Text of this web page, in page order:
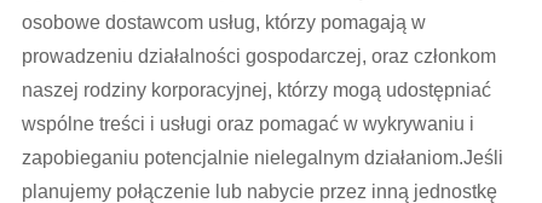
osobowe dostawcom usług, którzy pomagają w
prowadzeniu działalności gospodarczej, oraz członkom
naszej rodziny korporacyjnej, którzy mogą udostępniać
wspólne treści i usługi oraz pomagać w wykrywaniu i
zapobieganiu potencjalnie nielegalnym działaniom.Jeśli
planujemy połączenie lub nabycie przez inną jednostkę